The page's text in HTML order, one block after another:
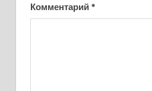
Комментарий *